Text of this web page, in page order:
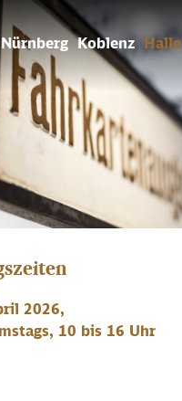
Nürnberg Koblenz Halle
2026,
10 bis 16 Uhr